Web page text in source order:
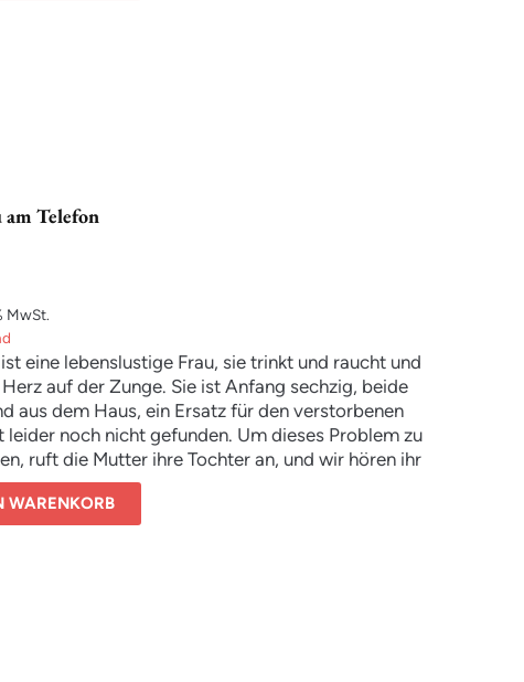
am Telefon
MwSt.
eine lebenslustige Frau, sie trinkt und raucht und
auf der Zunge. Sie ist Anfang sechzig, beide
aus dem Haus, ein Ersatz für den verstorbenen
leider noch nicht gefunden. Um dieses Problem zu
ruft die Mutter ihre Tochter an, und wir hören ihr
Fernsehserien, der Hund. Aber es geht auch
Dinge – die Leere etwa, die sie manchmal umgibt,
Krankheit. Trotzdem bringen einen die Anrufe
WARENKORB